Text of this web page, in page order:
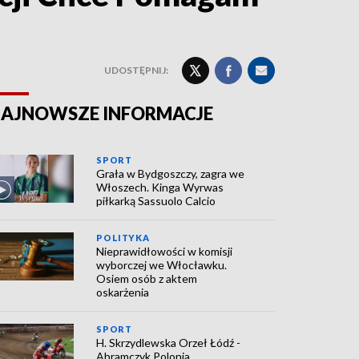
UDOSTĘPNIJ:
INFORMACJE
SPORT
Grała w Bydgoszczy, zagra we
Włoszech. Kinga Wyrwas
piłkarką Sassuolo Calcio
POLITYKA
Nieprawidłowości w komisji
wyborczej we Włocławku.
Osiem osób z aktem
oskarżenia
SPORT
H. Skrzydlewska Orzeł Łódź -
Abramczyk Polonia